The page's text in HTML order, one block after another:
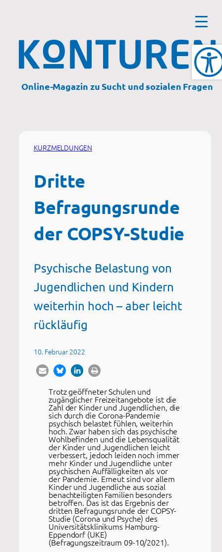
Online-Magazin zu Sucht und sozialen Fragen
KURZMELDUNGEN
Dritte
Befragungsrunde
der COPSY-Studie
Psychische Belastung von
Jugendlichen und Kindern
weiterhin hoch – aber leicht
rückläufig
10. Februar 2022
Trotz geöffneter Schulen und
zugänglicher Freizeitangebote ist die
Zahl der Kinder und Jugendlichen, die
sich durch die Corona-Pandemie
psychisch belastet fühlen, weiterhin
hoch. Zwar haben sich das psychische
Wohlbefinden und die Lebensqualität
der Kinder und Jugendlichen leicht
verbessert, jedoch leiden noch immer
mehr Kinder und Jugendliche unter
psychischen Auffälligkeiten als vor
der Pandemie. Erneut sind vor allem
Kinder und Jugendliche aus sozial
benachteiligten Familien besonders
betroffen. Das ist das Ergebnis der
dritten Befragungsrunde der COPSY-
Studie (Corona und Psyche) des
Universitätsklinikums Hamburg-
Eppendorf (UKE)
(Befragungszeitraum 09-10/2021).